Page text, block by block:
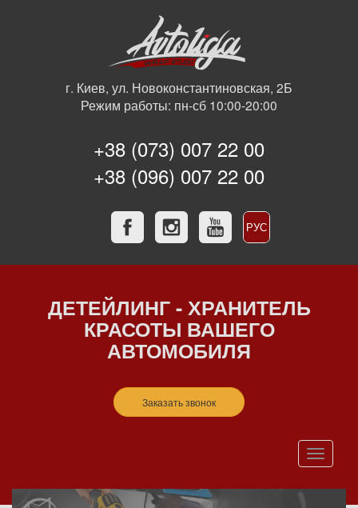
г. Киев, ул. Новоконстантиновская, 2Б
Режим работы: пн-сб 10:00-20:00
+38 (073) 007 22 00
+38 (096) 007 22 00
РУС
ДЕТЕЙЛИНГ - ХРАНИТЕЛЬ
КРАСОТЫ ВАШЕГО
АВТОМОБИЛЯ
Заказать звонок
Toggle
navigation